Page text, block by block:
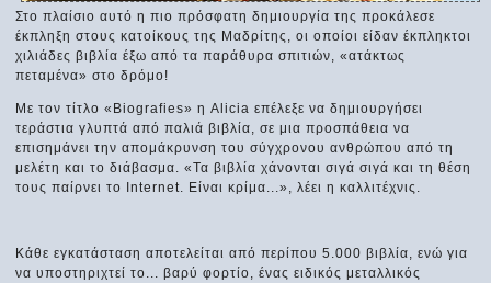
Στο πλαίσιο αυτό η πιο πρόσφατη δημιουργία της προκάλεσε
έκπληξη στους κατοίκους της Μαδρίτης, οι οποίοι είδαν έκπληκτοι
χιλιάδες βιβλία έξω από τα παράθυρα σπιτιών, «ατάκτως
πεταμένα» στο δρόμο!
Με τον τίτλο «Biografies» η Alicia επέλεξε να δημιουργήσει
τεράστια γλυπτά από παλιά βιβλία, σε μια προσπάθεια να
επισημάνει την απομάκρυνση του σύγχρονου ανθρώπου από τη
μελέτη και το διάβασμα. «Τα βιβλία χάνονται σιγά σιγά και τη θέση
τους παίρνει το Internet. Είναι κρίμα...», λέει η καλλιτέχνις.
Κάθε εγκατάσταση αποτελείται από περίπου 5.000 βιβλία, ενώ για
να υποστηριχτεί το... βαρύ φορτίο, ένας ειδικός μεταλλικός